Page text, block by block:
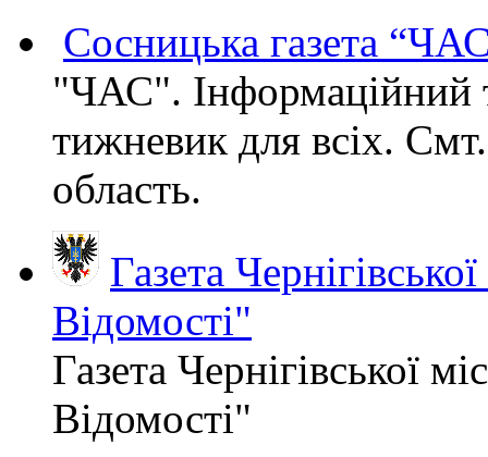
Сосницька газета
"ЧАС". Інформаційний
тижневик для всіх.
область.
Газета
Відомості"
Газета Чернігівської
Відомості"